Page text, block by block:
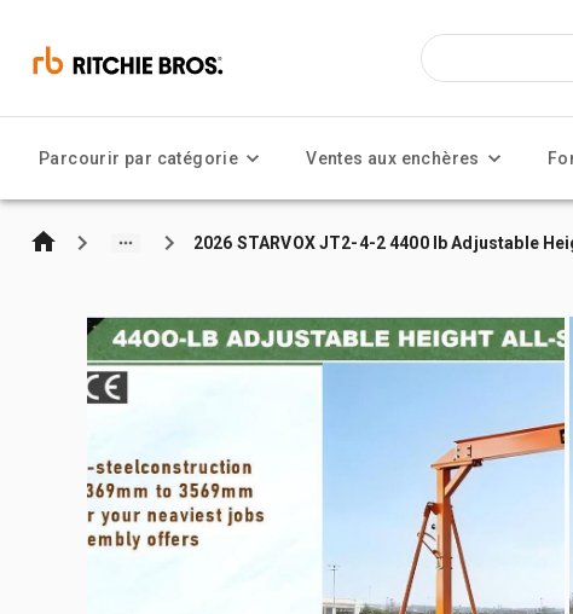
Parcourir par catégorie Ventes aux enchères
2026 STARVOX JT2-4-2 4400 lb Adjustable